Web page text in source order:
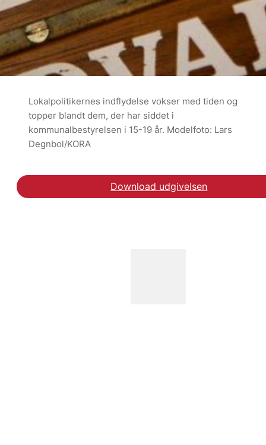
Lokalpolitikernes indflydelse vokser med tiden og
topper blandt dem, der har siddet i
kommunalbestyrelsen i 15-19 år. Modelfoto: Lars
Degnbol/KORA
Download udgivelsen